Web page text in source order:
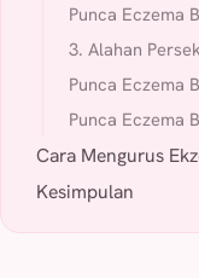
Punca Eczema
3. Alahan
Punca Eczema
Punca Eczema
Cara Mengurus
Kesimpulan